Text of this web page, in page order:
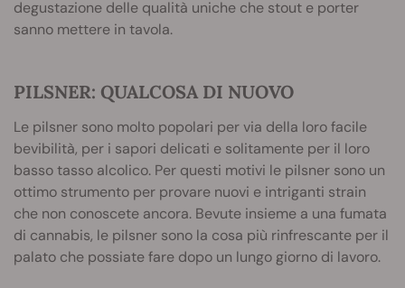
degustazione delle qualità uniche che stout e porter
sanno mettere in tavola.
PILSNER: QUALCOSA DI NUOVO
Le pilsner sono molto popolari per via della loro facile
bevibilità, per i sapori delicati e solitamente per il loro
basso tasso alcolico. Per questi motivi le pilsner sono un
ottimo strumento per provare nuovi e intriganti strain
che non conoscete ancora. Bevute insieme a una fumata
di cannabis, le pilsner sono la cosa più rinfrescante per il
palato che possiate fare dopo un lungo giorno di lavoro.